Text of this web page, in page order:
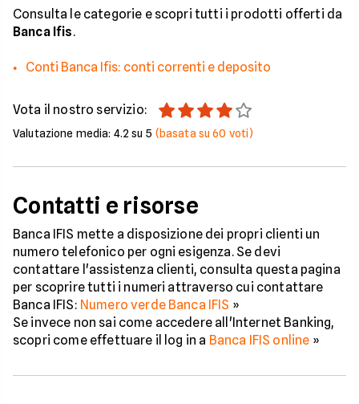
Consulta le categorie e scopri tutti i prodotti offerti da
Banca Ifis.
Conti Banca Ifis: conti correnti e deposito
Vota il nostro servizio:
Valutazione media: 4.2 su 5 (basata su60 voti)
Contatti e risorse
Banca IFIS mette a disposizione dei propri clienti un
numero telefonico per ogni esigenza. Se devi
contattare l'assistenza clienti, consulta questa pagina
per scoprire tutti i numeri attraverso cui contattare
Banca IFIS: Numero verde Banca IFIS »
Se invece non sai come accedere all'Internet Banking,
scopri come effettuare il log in a Banca IFIS online »